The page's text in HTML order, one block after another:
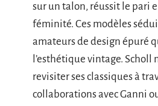
sur un talon, réussit le pari
féminité. Ces modèles
amateurs de design épuré
l’esthétique vintage. Scholl
revisiter ses classiques à
collaborations avec Ganni